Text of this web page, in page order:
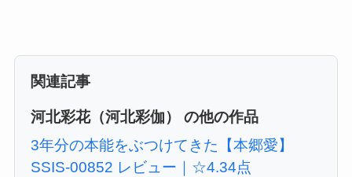
関連記事
河北彩花（河北彩伽） の他の作品
3年分の本能をぶつけてきた【本郷愛】
SSIS-00852 レビュー｜☆4.34点